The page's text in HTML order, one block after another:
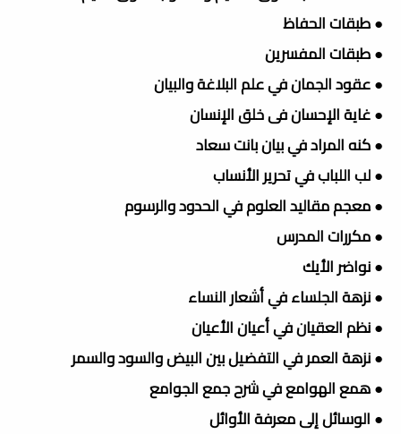
● طبقات الحفاظ
● طبقات المفسرين
● عقود الجمان في علم البلاغة والبيان
● غاية الإحسان فى خلق الإنسان
● كنه المراد في بيان بانت سعاد
● لب اللباب في تحرير الأنساب
● معجم مقاليد العلوم في الحدود والرسوم
● مكررات المدرس
● نواضر الأيك
● نزهة الجلساء في أشعار النساء
● نظم العقيان في أعيان الأعيان
● نزهة العمر في التفضيل بين البيض والسود والسمر
● همع الهوامع في شرح جمع الجوامع
● الوسائل إلى معرفة الأوائل